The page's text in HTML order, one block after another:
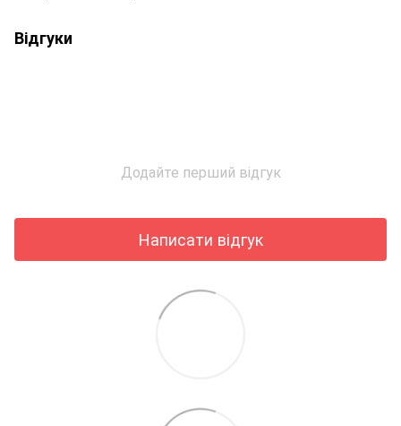
Відгуки
Додайте перший відгук
Написати відгук